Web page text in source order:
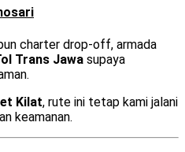
charter drop-off, armada
Trans Jawa supaya
Kilat, rute ini tetap kami jalani
keamanan.